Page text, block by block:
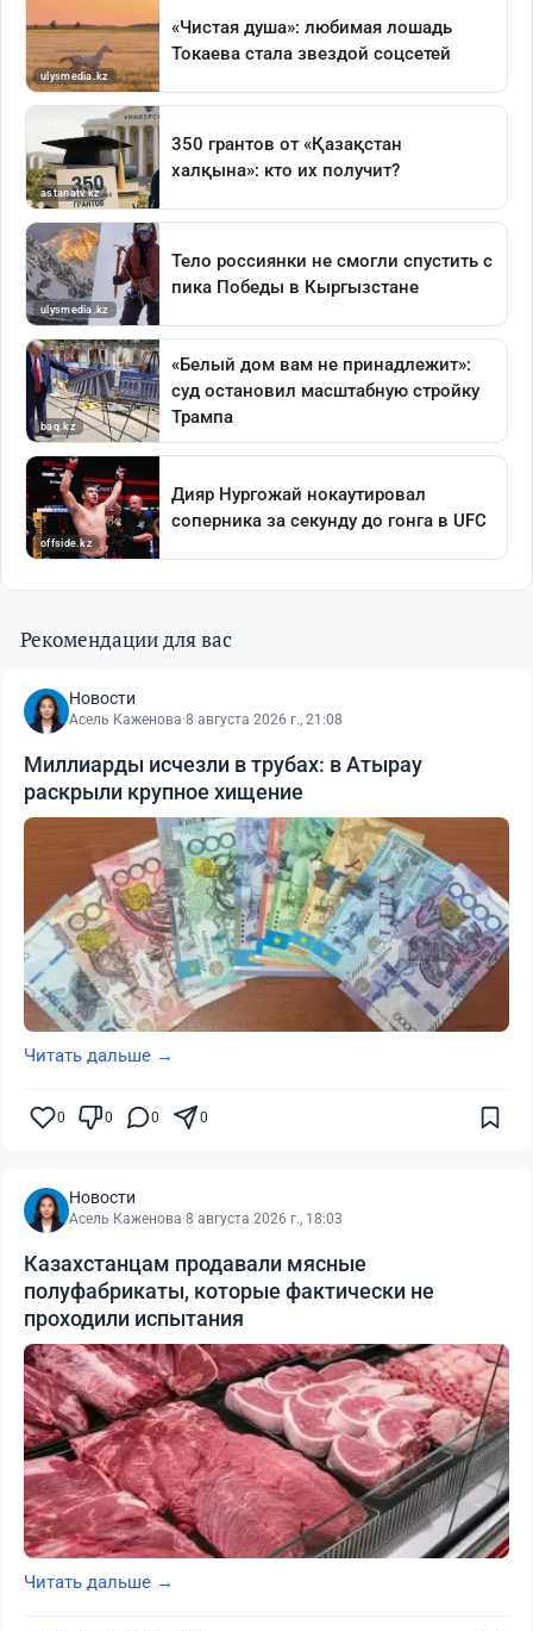
Рекомендации для вас
Новости
Асель Каженова·8 августа 2026 г., 21:08
Миллиарды исчезли в трубах: в Атырау
раскрыли крупное хищение
Читать дальше →
0 0 0 0
Новости
Асель Каженова·8 августа 2026 г., 18:03
Казахстанцам продавали мясные
полуфабрикаты, которые фактически не
проходили испытания
Читать дальше →